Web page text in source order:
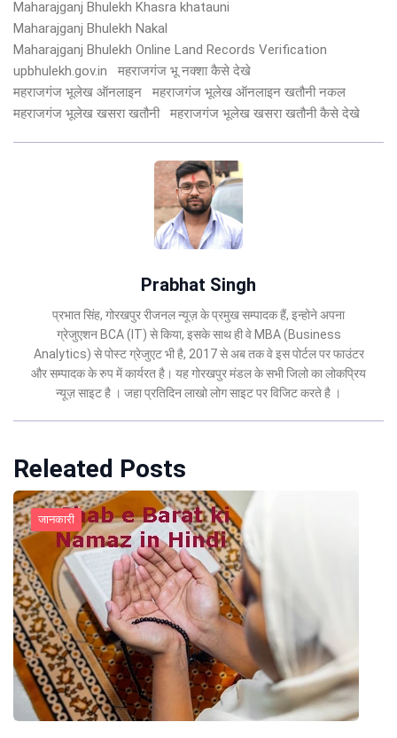
Maharajganj Bhulekh Khasra khatauni
Maharajganj Bhulekh Nakal
Maharajganj Bhulekh Online Land Records Verification
upbhulekh.gov.in
महराजगंज भू नक्शा कैसे देखे
महराजगंज भूलेख ऑनलाइन
महराजगंज भूलेख ऑनलाइन खतौनी नकल
महराजगंज भूलेख खसरा खतौनी
महराजगंज भूलेख खसरा खतौनी कैसे देखे
Prabhat Singh
प्रभात सिंह, गोरखपुर रीजनल न्यूज़ के प्रमुख सम्पादक हैं, इन्होने अपना
ग्रेजुएशन BCA (IT) से किया, इसके साथ ही वे MBA (Business
Analytics) से पोस्ट ग्रेजुएट भी है, 2017 से अब तक वे इस पोर्टल पर फाउंटर
और सम्पादक के रुप में कार्यरत है। यह गोरखपुर मंडल के सभी जिलो का लोकप्रिय
न्यूज़ साइट है । जहा प्रतिदिन लाखो लोग साइट पर विजिट करते है ।
Releated Posts
जानकारी